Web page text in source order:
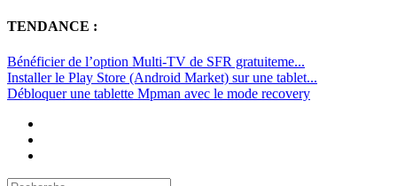
TENDANCE :
Bénéficier de l’option Multi-TV de SFR gratuiteme...
Installer le Play Store (Android Market) sur une tablet...
Débloquer une tablette Mpman avec le mode recovery